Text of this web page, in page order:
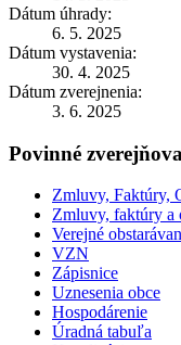
Dátum úhrady:
6. 5. 2025
Dátum vystavenia:
30. 4. 2025
Dátum zverejnenia:
3. 6. 2025
Povinné
Zmluvy, Faktúry,
Zmluvy, faktúry a
Verejné
VZN
Zápisnice
Uznesenia obce
Hospodárenie
Úradná tabuľa